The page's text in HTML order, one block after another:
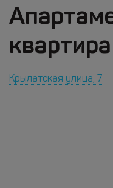
Крылатская улица, 7